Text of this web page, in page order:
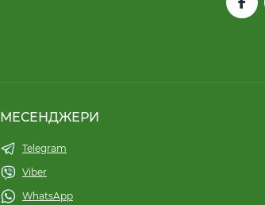
МЕСЕНДЖЕРИ
Telegram
Viber
WhatsApp